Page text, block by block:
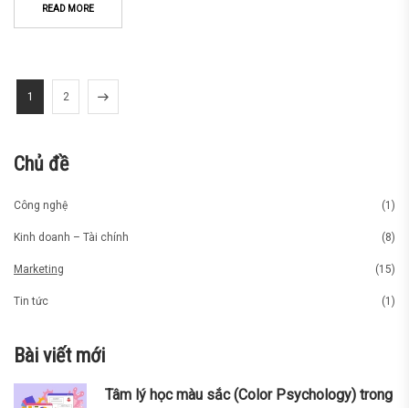
READ MORE
1 2
Chủ đề
Công nghệ (1)
Kinh doanh – Tài chính (8)
Marketing (15)
Tin tức (1)
Bài viết mới
Tâm lý học màu sắc (Color Psychology) trong